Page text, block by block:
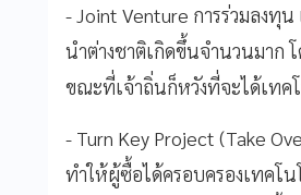
- Joint Venture การร่วมลง
นำต่างชาติเกิดขึ้นจำนวนมาก
ขณะที่เจ้าถิ่นก็หวังที่จะได้เทค
- Turn Key Project (Take
ทำให้ผู้ซื้อได้ครอบครองเทคโ